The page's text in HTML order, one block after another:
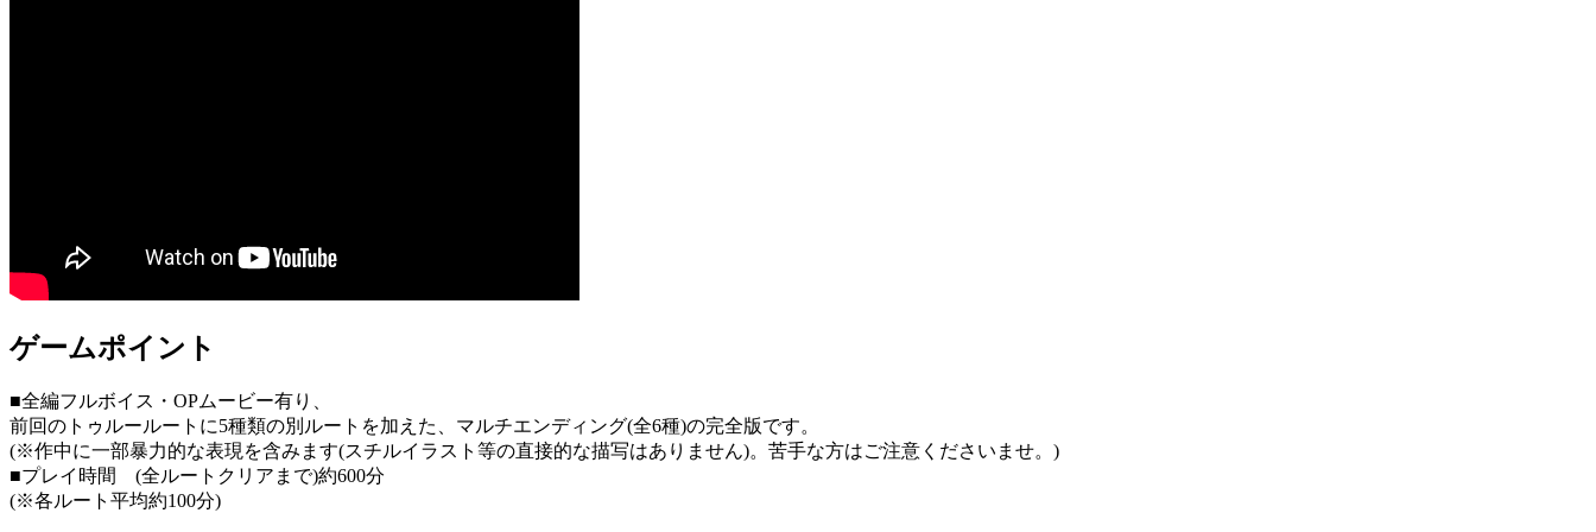
ゲームポイント
■全編フルボイス・OPムービー有り、
前回のトゥルールートに5種類の別ルートを加えた、マルチエンディング(全6種)の完全版です。
(※作中に一部暴力的な表現を含みます(スチルイラスト等の直接的な描写はありません)。苦手な方はご注意くださいませ。)
■プレイ時間 (全ルートクリアまで)約600分
(※各ルート平均約100分)